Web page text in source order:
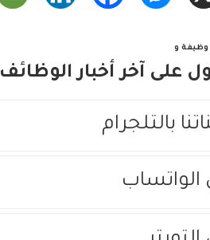
وظيفة و
على آخر أخبار الوظائف
بالتلجرام